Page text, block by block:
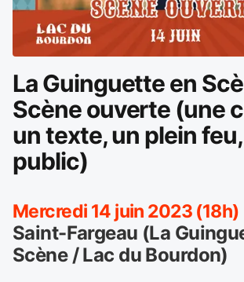
La Guinguette en
Scène ouverte (une
un texte, un plein
public)
Mercredi 14 juin 2023 (18h)
Saint-Fargeau (La
Scène / Lac du Bourdon)